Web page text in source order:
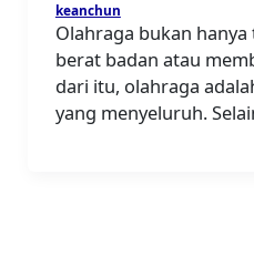
keanchun
Olahraga bukan
berat badan atau
dari itu, olahraga
yang menyeluruh.